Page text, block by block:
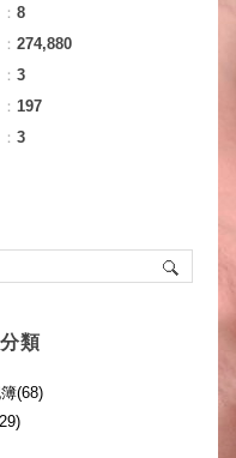
： 8
： 274,880
： 3
： 197
： 3
類
(68)